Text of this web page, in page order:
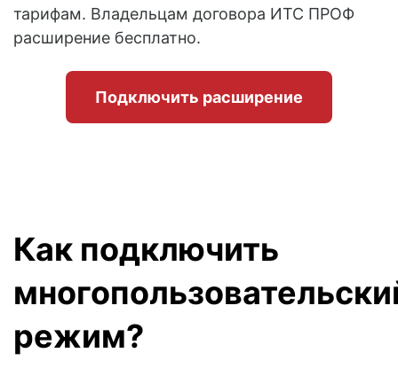
тарифам. Владельцам договора ИТС ПРОФ
расширение бесплатно.
Подключить расширение
Как подключить
режим?